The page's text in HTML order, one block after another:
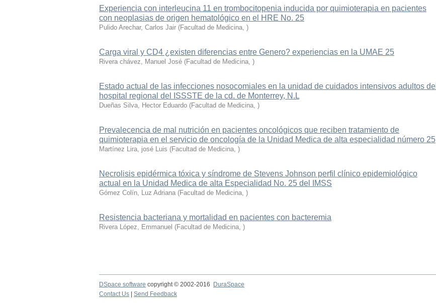
Experiencia con interleucina 11 en trombocitopenia inducida por quimioterapia en pacientes
con neoplasias de origen hematológico en el HRE No. 25
Pulido Arechar, Carlos Jair (Facultad de Medicina, )
Carga viral y CD4 ¿existen diferencias entre Genero? experiencias en la UMAE 25
Rivera chávez, Manuel José (Facultad de Medicina, )
Estado actual de las infecciones nosocomiales en la unidad de cuidados intensivos adultos del
hospital regional del ISSSTE de la cd. de Monterrey, N.L
Dueñas Silva, Hector Eduardo (Facultad de Medicina, )
Prevalecencia de mal nutrición en pacientes oncológicos que reciben tratamiento de
quimioterapia en el servicio de oncología de la Unidad Medica de alta especialidad número 25
Martínez Lira, josé Luis (Facultad de Medicina, )
Necrolisis epidérmica tóxica y síndrome de Stevens Johnson perfil clínico epidemiológico
actual en la Unidad Medica de alta Especialidad No. 25 del IMSS
Gómez Colín, Luz Adriana (Facultad de Medicina, )
Resistencia bacteriana y mortalidad en pacientes con bacteremia
Rivera López, Emmanuel (Facultad de Medicina, )
DSpace software copyright © 2002-2016 DuraSpace
Contact Us
Send Feedback